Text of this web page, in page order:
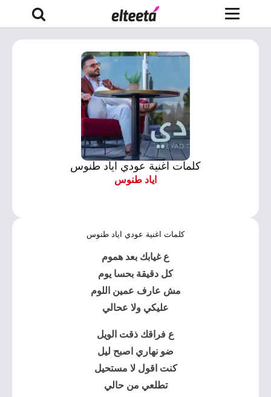
كلمات اغنية عودي اياد طنوس
اياد طنوس
كلمات اغنية عودي اياد طنوس
ع غيابك بعد هموم
كل دقيقة بحسا يوم
مش عارف عمين اللوم
عليكي ولا عحالي
ع فراقك ذقت الويل
ضو نهاري اصبح ليل
كنت اقول لا مستحيل
تطلعي من حالي